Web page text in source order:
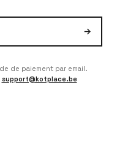
→
de paiement par email.
support@kotplace.be